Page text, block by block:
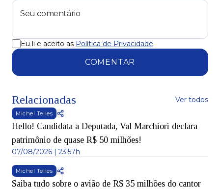
Eu li e aceito as Política de Privacidade.
COMENTAR
Relacionadas Ver todos
Michel Telles
Hello! Candidata a Deputada, Val Marchiori declara
patrimônio de quase R$ 50 milhões!
07/08/2026 | 23:57h
Michel Telles
Saiba tudo sobre o avião de R$ 35 milhões do cantor